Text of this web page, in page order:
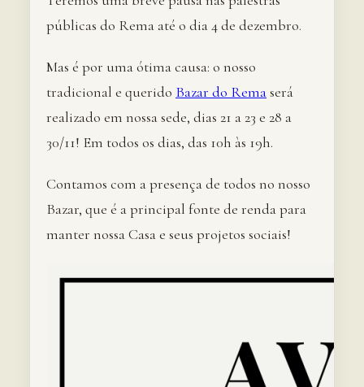
públicas do Rema até o dia 4 de dezembro.
Mas é por uma ótima causa: o nosso
tradicional e querido Bazar do Remaserá
realizado em nossa sede, dias 21 a 23 e 28 a
30/11! Em todos os dias, das 10h às 19h.
Contamos com a presença de todos no nosso
Bazar, que é a principal fonte de renda para
manter nossa Casa e seus projetos sociais!